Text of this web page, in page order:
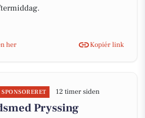
her
Kopiér link
SPONSORERET 12 timer siden
Pryssing